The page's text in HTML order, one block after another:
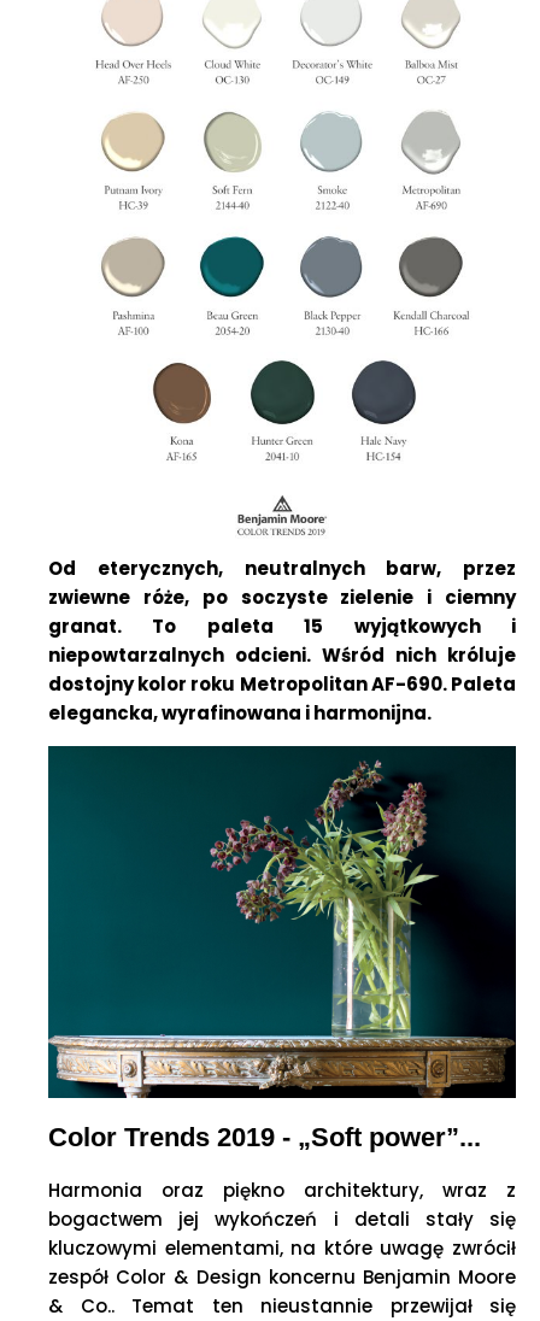
Od eterycznych, neutralnych barw, przez
zwiewne róże, po soczyste zielenie i ciemny
granat. To paleta 15 wyjątkowych i
niepowtarzalnych odcieni. Wśród nich króluje
dostojny kolor roku Metropolitan AF-690. Paleta
elegancka, wyrafinowana i harmonijna.
Color Trends 2019 - „Soft power”...
Harmonia oraz piękno architektury, wraz z
bogactwem jej wykończeń i detali stały się
kluczowymi elementami, na które uwagę zwrócił
zespół Color & Design koncernu Benjamin Moore
& Co.. Temat ten nieustannie przewijał się